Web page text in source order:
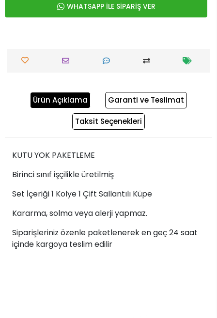
WHATSAPP İLE SİPARİŞ VER
Ürün Açıklama Garanti ve Teslimat
Taksit Seçenekleri
KUTU YOK PAKETLEME
Birinci sınıf işçilikle üretilmiş
Set İçeriği 1 Kolye 1 Çift Sallantılı Küpe
Kararma, solma veya alerji yapmaz.
Siparişleriniz özenle paketlenerek en geç 24 saat
içinde kargoya teslim edilir